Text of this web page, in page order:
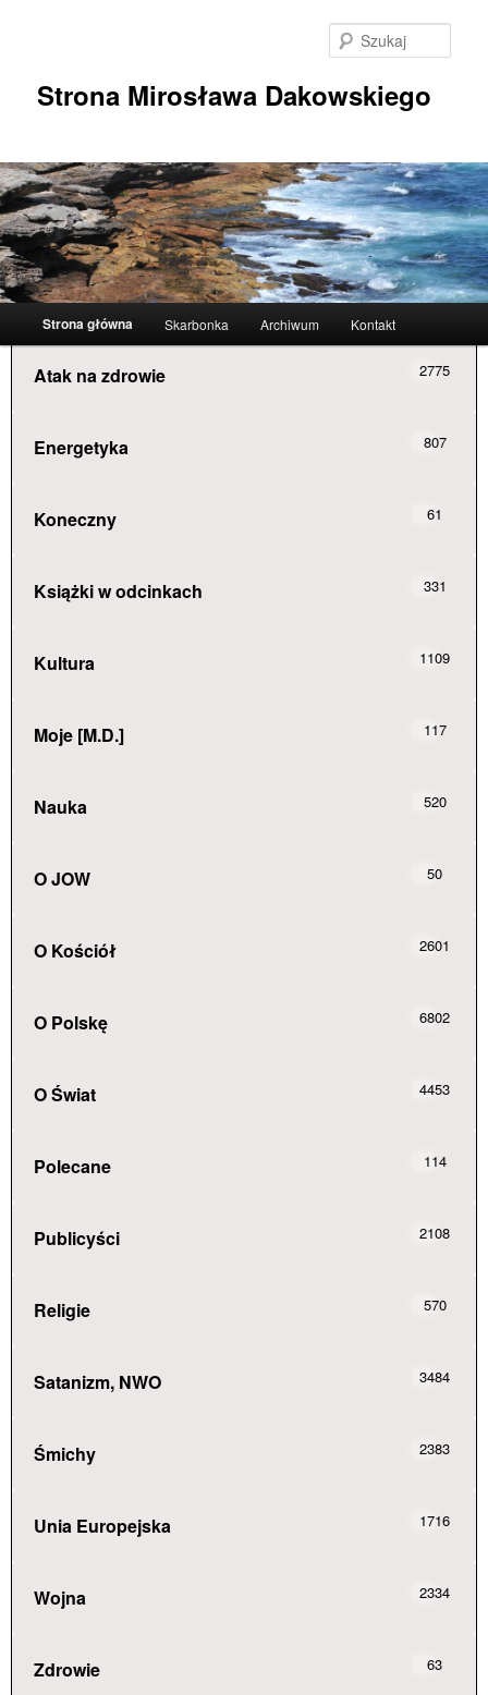
Strona Mirosława Dakowskiego
GłówneStrona główna Skarbonka Archiwum Kontakt
Atak na zdrowie 2775
Energetyka 807
Koneczny 61
Książki w odcinkach 331
Kultura 1109
Moje [M.D.] 117
Nauka 520
O JOW 50
O Kościół 2601
O Polskę 6802
O Świat 4453
Polecane 114
Publicyści 2108
Religie 570
Satanizm, NWO 3484
Śmichy 2383
Unia Europejska 1716
Wojna 2334
Zdrowie 63